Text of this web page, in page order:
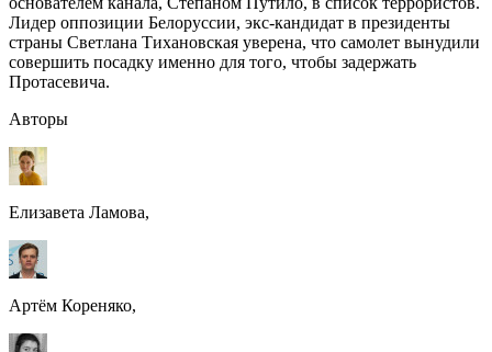
Лидер оппозиции Белоруссии, экс-кандидат в президенты
страны Светлана Тихановская уверена, что самолет вынудили
совершить посадку именно для того, чтобы задержать
Протасевича.
Авторы
Елизавета Ламова,
Артём Кореняко,